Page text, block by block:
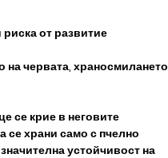
от развитие​​
червата, храносмилането
се крие в неговите
се храни само с пчелно
устойчивост на